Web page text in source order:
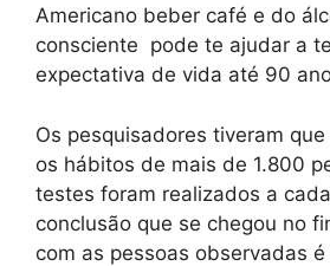
Americano beber café e do
consciente pode te ajudar a
expectativa de vida até 90
Os pesquisadores tiveram
os hábitos de mais de 1.800
testes foram realizados a
conclusão que se chegou no
com as pessoas observadas